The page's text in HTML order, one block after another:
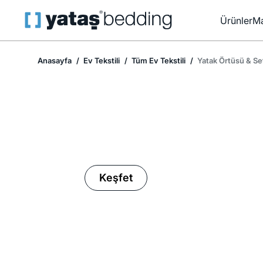
Ürünler
Anasayfa Ev Tekstili Tüm Ev Tekstili Yatak Örtüsü &
Keşfet